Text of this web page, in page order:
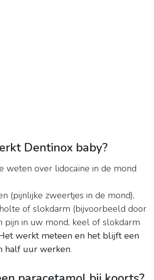
Dentinox baby?
weten over lidocaïne in de mond
(pijnlijke zweertjes in de mond),
of slokdarm (bijvoorbeeld door
pijn in uw mond, keel of slokdarm
werkt meteen en het blijft een
half uur werken.